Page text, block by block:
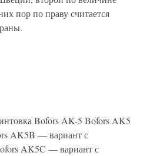
пор по праву считается
Bofors AK-5 Bofors AK5
AK5B — вариант с
AK5C — вариант с